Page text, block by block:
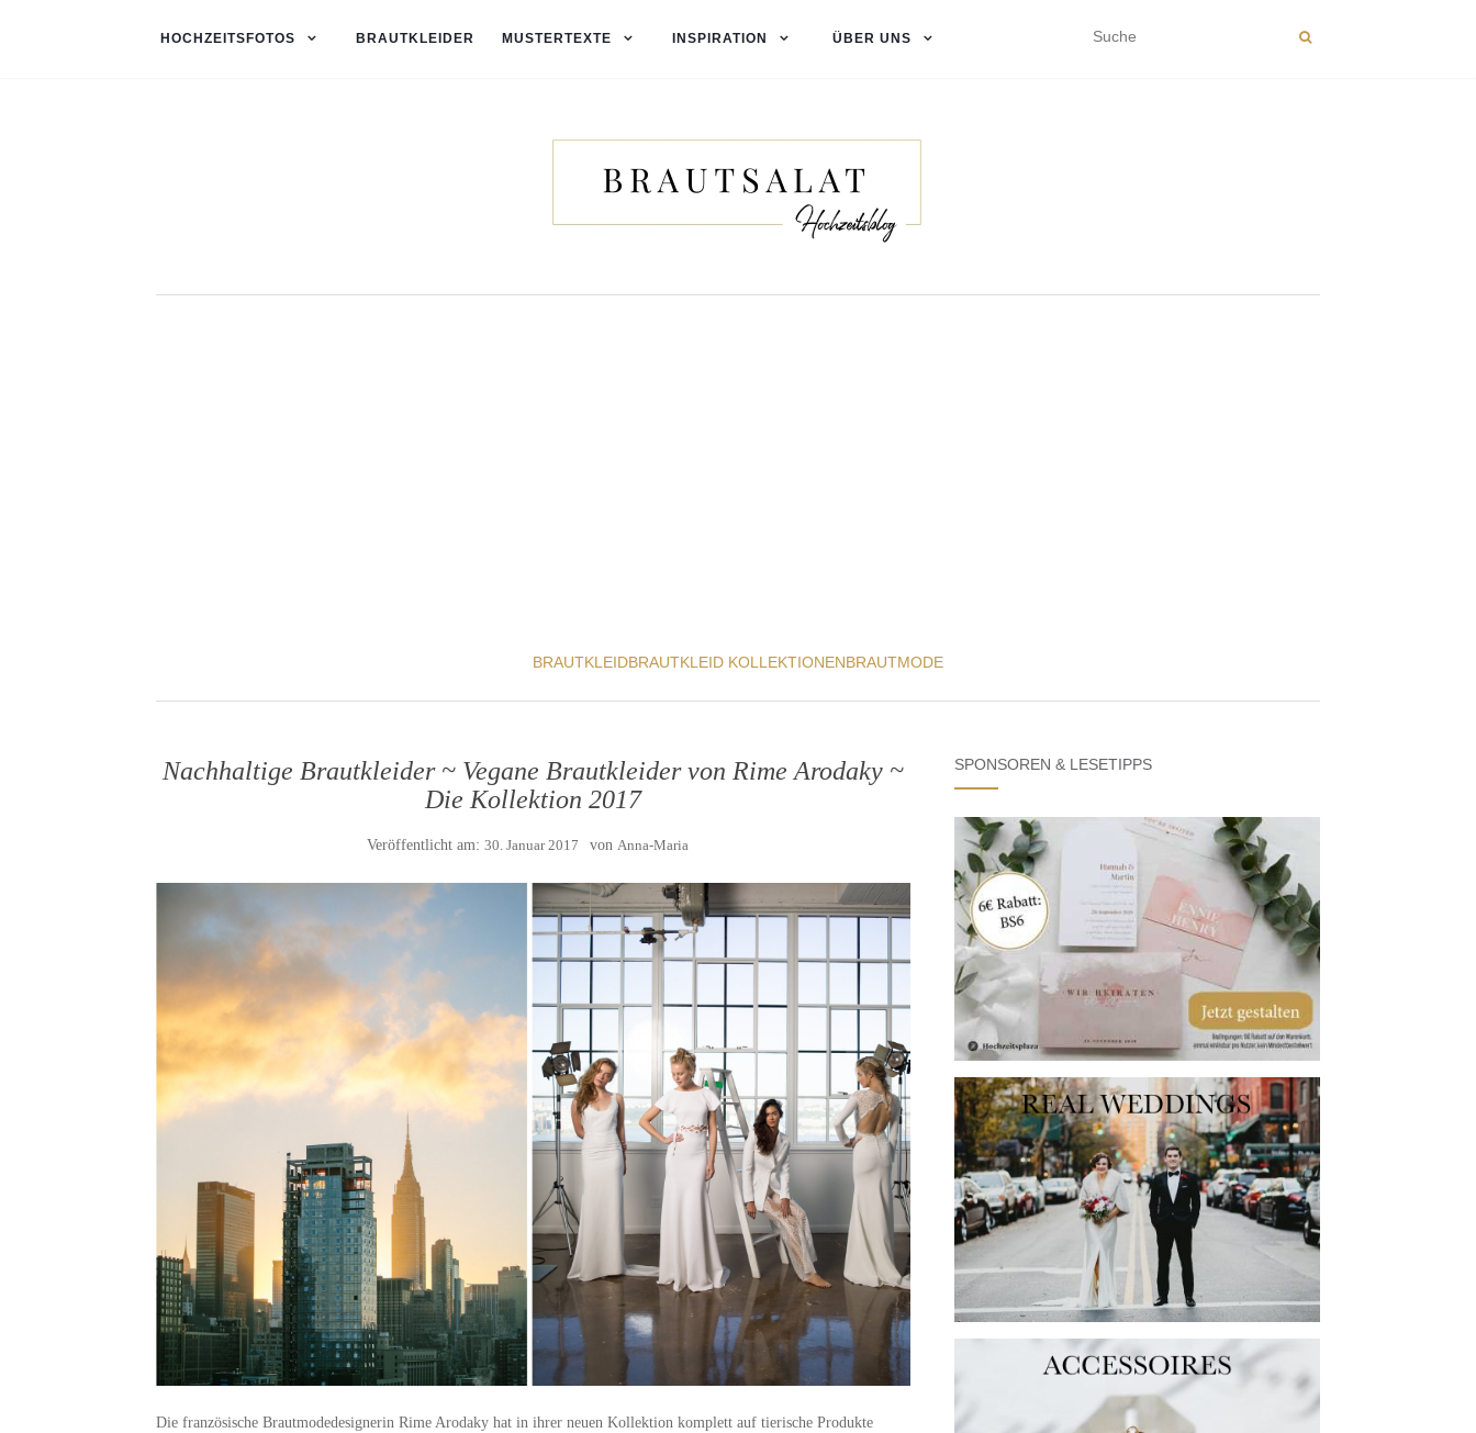
HOCHZEITSFOTOS BRAUTKLEIDER MUSTERTEXTE INSPIRATION ÜBER UNS
BRAUTKLEIDBRAUTKLEID KOLLEKTIONENBRAUTMODE
Nachhaltige Brautkleider ~ Vegane Brautkleider von Rime Arodaky ~
Die Kollektion 2017
Veröffentlicht am: 30. Januar 2017 von Anna-Maria
Die französische Brautmodedesignerin Rime Arodaky hat in ihrer neuen Kollektion komplett auf tierische Produkte
SPONSOREN & LESETIPPS